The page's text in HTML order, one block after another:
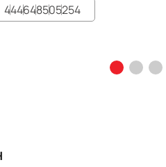
444648505254